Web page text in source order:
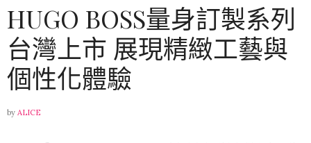
HUGO BOSS量身訂製系列
台灣上市 展現精緻工藝與
個性化體驗
by ALICE